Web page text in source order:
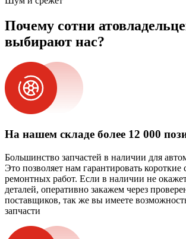
Почему сотни
выбирают нас?
На нашем складе более 12 000
Большинство запчастей в наличии для
Это позволяет нам гарантировать короткие
ремонтных работ. Если в наличии не
деталей, оперативно закажем через
поставщиков, так же вы имеете
запчасти